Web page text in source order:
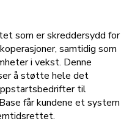
som er skreddersydd for
samtidig som
i vekst. Denne
å støtte hele det
til
får kundene et system